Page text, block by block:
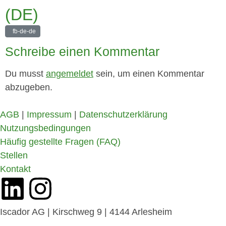
(DE)
fb-de-de
Schreibe einen Kommentar
Du musst angemeldet sein, um einen Kommentar
abzugeben.
AGB Impressum
Datenschutzerklärung
Nutzungsbedingungen
Häufig gestellte Fragen (FAQ)
Stellen
Kontakt
Iscador AG | Kirschweg 9 | 4144 Arlesheim